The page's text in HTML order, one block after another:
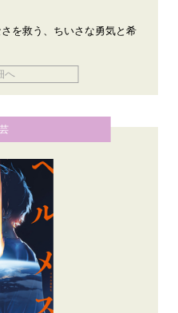
を救う、ちいさな勇気と希
へ